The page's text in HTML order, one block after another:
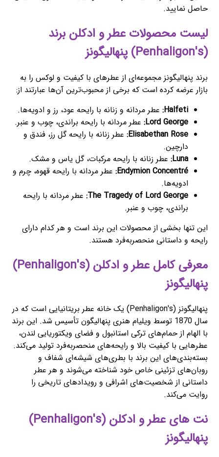
حاصل نمایید.
لیست محصولات عطر و ادکلن برند
(Penhaligon's) پنهالیگونز
برند پنهالیگونز مجموعه‌ای از عطرهای با کیفیت و لوکس را به
بازار عرضه کرده است که برخی از محبوب‌ترین آن‌ها عبارتند از:
Halfeti: عطر مردانه و زنانه با رایحه عود، رز و ادویه‌ها.
Lord George: عطر مردانه با رایحه براندی، چوب و عنبر.
Elisabethan Rose: عطر زنانه با رایحه گل رز، فندق و
دارچین.
Luna: عطر زنانه با رایحه مرکبات، گل یاس و مشک.
Endymion Concentré: عطر مردانه با رایحه قهوه، چرم و
ادویه‌ها.
The Tragedy of Lord George: عطر مردانه با رایحه
براندی، چوب و عنبر.
این تنها بخشی از محصولات این برند است و هر کدام دارای
رایحه و داستانی منحصربه‌فرد هستند.
معرفی کامل عطر و ادکلن (Penhaligon's)
پنهالیگونز
پنهالیگونز (Penhaligon's) یک خانه عطر بریتانیایی است که در
سال 1870 توسط ویلیام هنری پنهالیگون تأسیس شد. این برند
با الهام از حمام‌های ترکی استانبول و فضای ویکتوریایی لندن،
عطرهایی با کیفیت بالا و رایحه‌های منحصربه‌فرد تولید می‌کند.
بسته‌بندی‌های این برند با بطری‌های شیشه‌ای شفاف و
روبان‌های تزئینی خاص خود شناخته می‌شوند و هر عطر
داستانی از شخصیت‌های اشرافی و رویدادهای تاریخی را
روایت می‌کند.
نت های عطر و ادکلن (Penhaligon's)
پنهالیگونز